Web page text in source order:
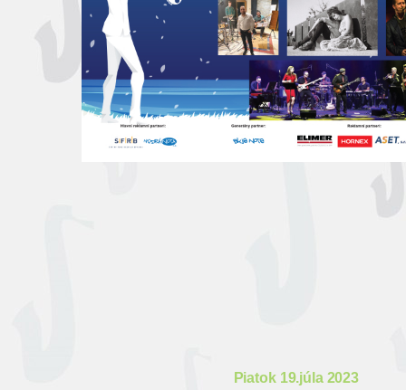
Piatok 19.júla 2023